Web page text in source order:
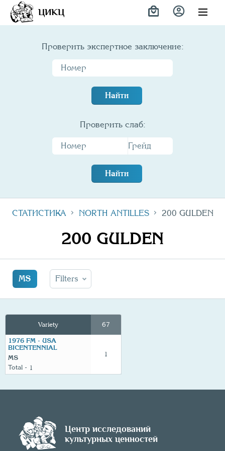
ЦИКЦ
Проверить экспертное заключение:
Найти
Проверить слаб:
Найти
СТАТИСТИКА NORTH ANTILLES 200 GULDEN
200 GULDEN
MS Filters
Variety
Variety
1976 FM - USA
BICENTENNIAL
MS
1
67
1
Центр исследований
культурных ценностей